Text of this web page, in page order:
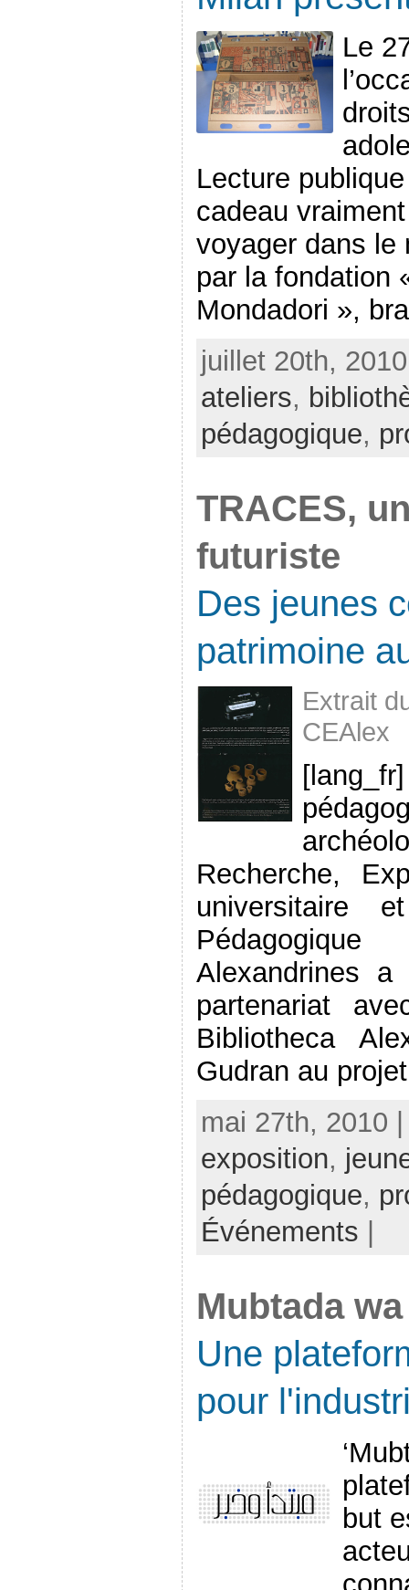
Le
Lecture
cadeau
voyager dans le
par la fondation
Mondadori »,
juillet 20th,
ateliers,
pédagogique,
TRACES,
futuriste
Des jeunes
patrimoine
Extrait
CEAlex
Recherche,
universitaire
Alexandrines a
partenariat
Bibliotheca
Gudran au
mai 27th, 2010
exposition,
pédagogique,
Événements
Mubtada
Une
pour
but